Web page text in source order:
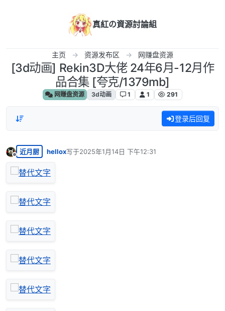
真紅の資源討論組
主页 资源发布区 网赚盘资源
[3d动画] Rekin3D大佬 24年6月-12月作
品合集 [夸克/1379mb]
网赚盘资源 3d动画 1 1 291
登录后回复
离线
近月厨 hellox写于2025年1月14日 下午12:31
最后由 编辑